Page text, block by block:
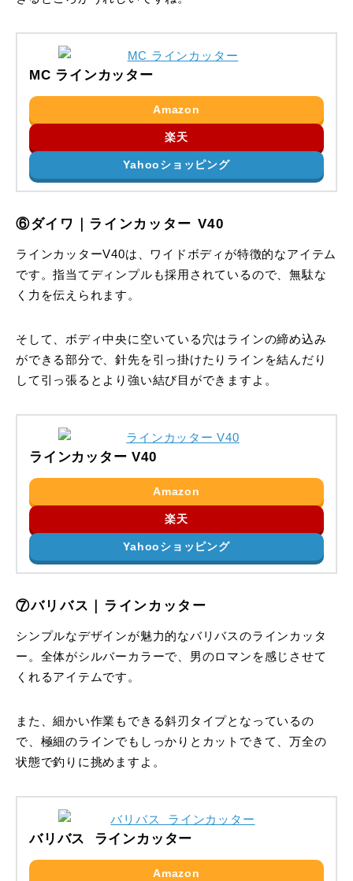
MC ラインカッター
Amazon
楽天
Yahooショッピング
⑥ダイワ｜ラインカッター V40
ラインカッターV40は、ワイドボディが特徴的なアイテム
です。指当てディンプルも採用されているので、無駄な
く力を伝えられます。
そして、ボディ中央に空いている穴はラインの締め込み
ができる部分で、針先を引っ掛けたりラインを結んだり
して引っ張るとより強い結び目ができますよ。
ラインカッター V40
Amazon
楽天
Yahooショッピング
⑦バリバス｜ラインカッター
シンプルなデザインが魅力的なバリバスのラインカッタ
ー。全体がシルバーカラーで、男のロマンを感じさせて
くれるアイテムです。
また、細かい作業もできる斜刃タイプとなっているの
で、極細のラインでもしっかりとカットできて、万全の
状態で釣りに挑めますよ。
バリバス ラインカッター
Amazon